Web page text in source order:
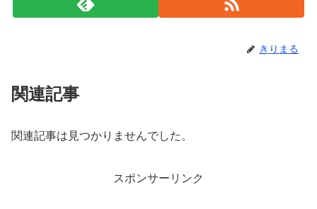
きりまる
関連記事
関連記事は見つかりませんでした。
スポンサーリンク